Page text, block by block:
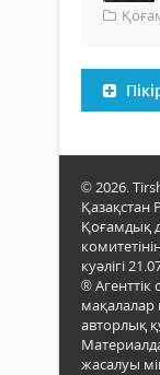
© 2026.
Қазақстан
Қоғамдық
куәлігі
®
авторлық
жасалуы